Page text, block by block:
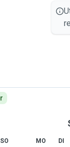
SO MO DI